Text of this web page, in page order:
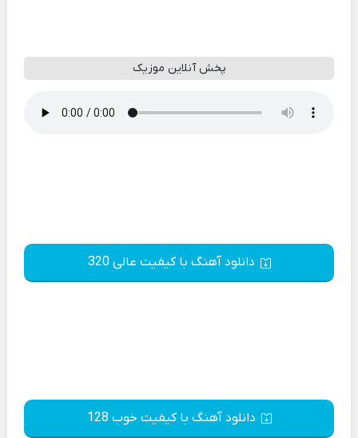
پخش آنلاین موزیک
دانلود آهنگ با کیفیت عالی 320
دانلود آهنگ با کیفیت خوب 128